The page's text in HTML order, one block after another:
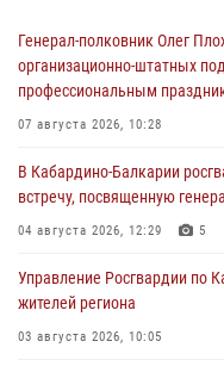
Генерал-полковник Олег
организационно-штатных
профессиональным
07 августа 2026, 10:28
В Кабардино-Балкарии
встречу, посвященную
04 августа 2026, 12:29 5
Управление Росгвардии по
жителей региона
03 августа 2026, 10:05